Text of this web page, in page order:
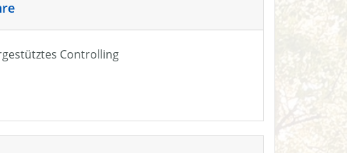
Controlling